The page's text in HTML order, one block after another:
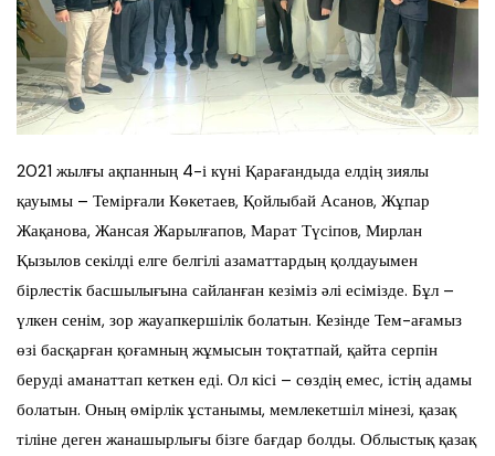
2021 жылғы ақпанның 4-і күні Қарағандыда елдің зиялы
қауымы – Темірғали Көкетаев, Қойлыбай Асанов, Жұпар
Жақанова, Жансая Жарылғапов, Марат Түсіпов, Мирлан
Қызылов секілді елге белгілі азаматтардың қолдауымен
бірлестік басшылығына сайланған кезіміз әлі есімізде. Бұл –
үлкен сенім, зор жауапкершілік болатын. Кезінде Тем-ағамыз
өзі басқарған қоғамның жұмысын тоқтатпай, қайта серпін
беруді аманаттап кеткен еді. Ол кісі – сөздің емес, істің адамы
болатын. Оның өмірлік ұстанымы, мемлекетшіл мінезі, қазақ
тіліне деген жанашырлығы бізге бағдар болды. Облыстық қазақ